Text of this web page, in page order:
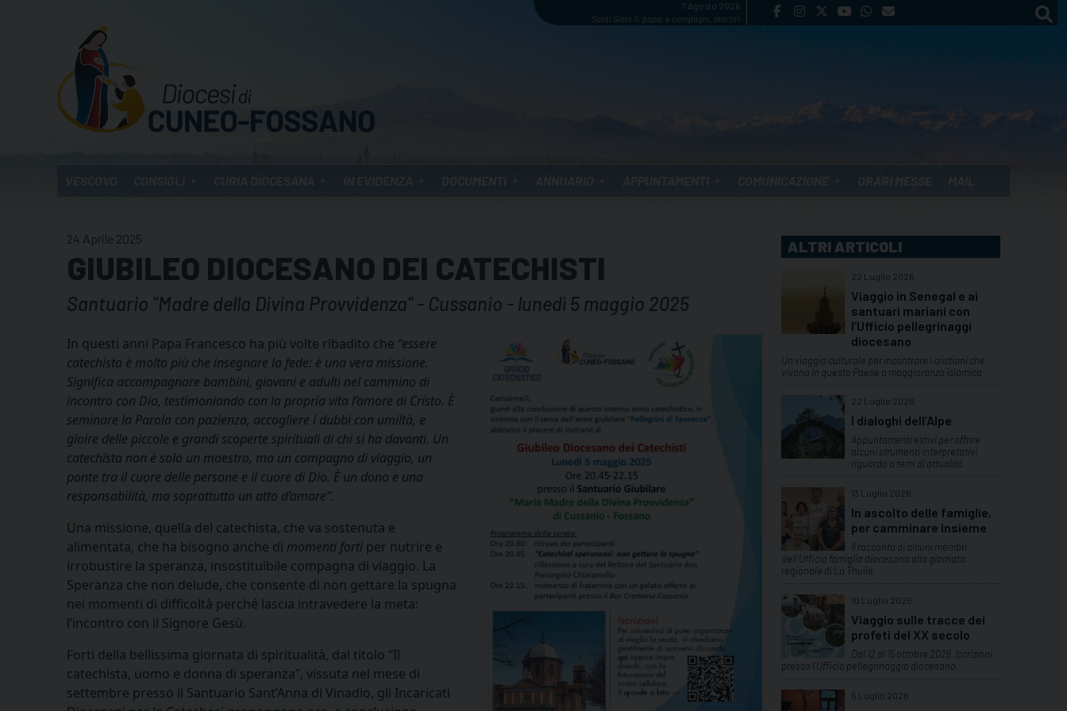
7 Agosto 2026
Santi Sisto II, papa, e compagni, martiri
24 Aprile 2025
GIUBILEO DIOCESANO DEI CATECHISTI
Santuario "Madre della Divina Provvidenza" - Cussanio - lunedì 5 maggio 2025
In questi anni Papa Francesco ha più volte ribadito che “essere
catechista è molto più che insegnare la fede: è una vera missione.
Significa accompagnare bambini, giovani e adulti nel cammino di
incontro con Dio, testimoniando con la propria vita l’amore di Cristo. È
seminare la Parola con pazienza, accogliere i dubbi con umiltà, e
gioire delle piccole e grandi scoperte spirituali di chi si ha davanti. Un
catechista non è solo un maestro, ma un compagno di viaggio, un
ponte tra il cuore delle persone e il cuore di Dio. È un dono e una
responsabilità, ma soprattutto un atto d’amore”.
Una missione, quella del catechista, che va sostenuta e
alimentata, che ha bisogno anche di momenti forti per nutrire e
irrobustire la speranza, insostituibile compagna di viaggio. La
Speranza che non delude, che consente di non gettare la spugna
nei momenti di difficoltà perché lascia intravedere la meta:
l’incontro con il Signore Gesù.
Forti della bellissima giornata di spiritualità, dal titolo “Il
catechista, uomo e donna di speranza”, vissuta nel mese di
settembre presso il Santuario Sant’Anna di Vinadio, gli Incaricati
ALTRI ARTICOLI
22 Luglio 2026
Viaggio in Senegal e ai
santuari mariani con
l’Ufficio pellegrinaggi
diocesano
Un viaggio culturale per incontrare i cristiani che
vivono in questo Paese a maggioranza islamica
22 Luglio 2026
I dialoghi dell’Alpe
Appuntamenti estivi per offrire
alcuni strumenti interpretativi
riguardo a temi di attualità
13 Luglio 2026
In ascolto delle famiglie,
per camminare insieme
Il racconto di alcuni membri
dell'Ufficio famiglia diocesano alla giornata
regionale di La Thuile
10 Luglio 2026
Viaggio sulle tracce dei
profeti del XX secolo
Dal 12 al 15 ottobre 2026. Iscrizioni
presso l'Ufficio pellegrinaggio diocesano.
6 Luglio 2026